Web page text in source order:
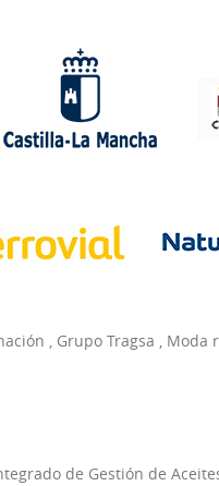
Grupo Tragsa Moda
de Gestión de